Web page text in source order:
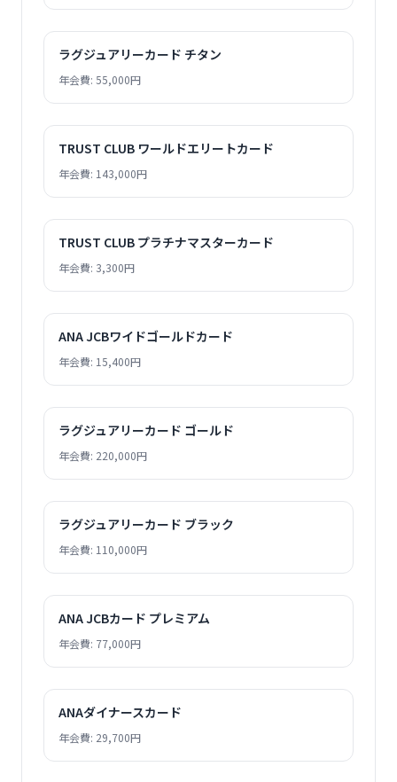
ラグジュアリーカード チタン
年会費: 55,000円
TRUST CLUB ワールドエリートカード
年会費: 143,000円
TRUST CLUB プラチナマスターカード
年会費: 3,300円
ANA JCBワイドゴールドカード
年会費: 15,400円
ラグジュアリーカード ゴールド
年会費: 220,000円
ラグジュアリーカード ブラック
年会費: 110,000円
ANA JCBカード プレミアム
年会費: 77,000円
ANAダイナースカード
年会費: 29,700円